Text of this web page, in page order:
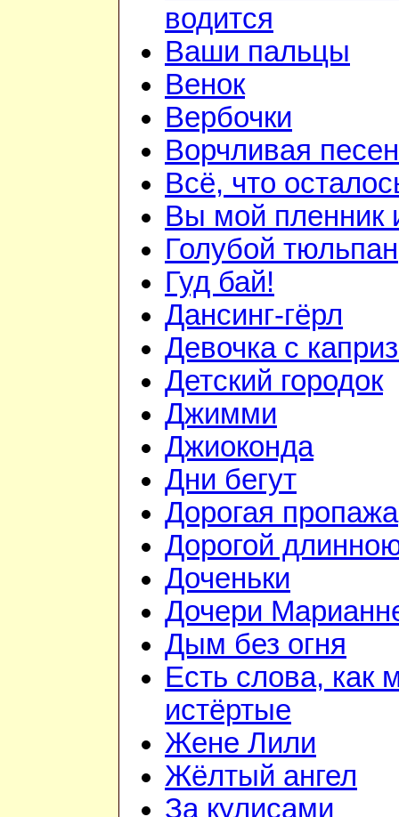
водится
Ваши пальцы
Венок
Вербочки
Ворчливая
Всё, что
Вы мой пленник
Голубой тюльпан
Гуд бай!
Дансинг-гёрл
Девочка с
Детский городок
Джимми
Джиоконда
Дни бегут
Дорогая пропажа
Дорогой
Доченьки
Дочери
Дым без огня
Есть слова, как
истёртые
Жене Лили
Жёлтый ангел
За кулисами